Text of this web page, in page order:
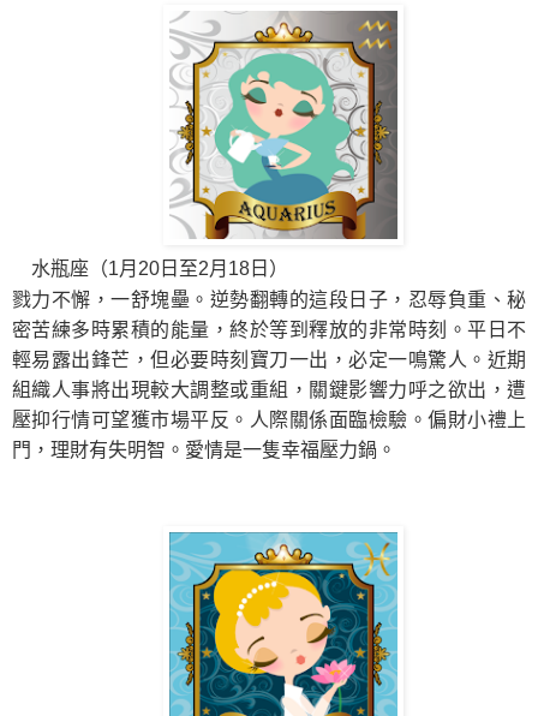
水瓶座（1月20日至2月18日）
戮力不懈，一舒塊壘。逆勢翻轉的這段日子，忍辱負重、秘
密苦練多時累積的能量，終於等到釋放的非常時刻。平日不
輕易露出鋒芒，但必要時刻寶刀一出，必定一鳴驚人。近期
組織人事將出現較大調整或重組，關鍵影響力呼之欲出，遭
壓抑行情可望獲市場平反。人際關係面臨檢驗。偏財小禮上
門，理財有失明智。愛情是一隻幸福壓力鍋。